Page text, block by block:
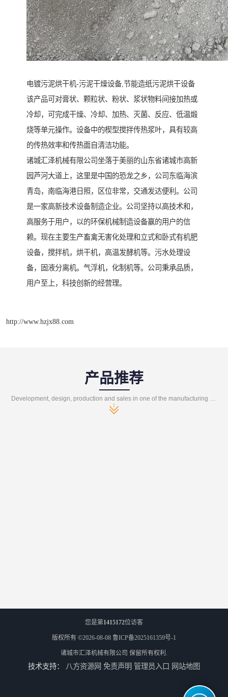
电镀污泥烘干机-污泥干燥设备,节能造纸污泥烘干设备
该产品可对膏状、颗粒状、粉状、浆状物料间接加热或
冷却，可完成干燥、冷却、加热、灭菌、反应、低温煅
烧等单元操作。设备中的楔型搅拌传热浆叶，具有较高
的传热效率和传热面自清洁功能。
诸城汇泽机械有限公司坐落于美丽的山东省诸城市高新
园芦河大道上，这里是中国的恐龙之乡，公司东临海滨
青岛，南临海港日照，区位非常，交通发达便利。公司
是一家高新技术设备制造企业。公司坚持以高技术和，
高服务于用户，以的环保机械制造设备赢的用户的信
赖。现在主要生产畜禽无害化处理和立式和卧式有机肥
设备，搅拌机，烘干机，高温发酵机等。污水处理设
备，固液分离机。气浮机，化制机等。公司秉承品质，
用户至上，科技创新的经营理。
http://www.hzjx88.com
产品推荐
您是第1415172位访客
版权所有 ©2026-08-08 鲁ICP备2025161359号-1
诸城市汇泽机械有限公司 保留所有权利.
技术支持： 八方资源网 免责声明 管理员入口 网站地图